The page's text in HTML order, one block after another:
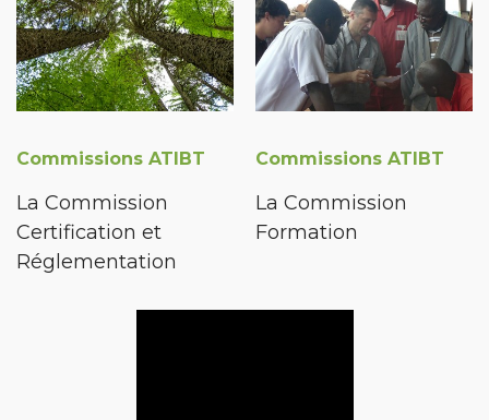
Commissions ATIBT
La Commission
Certification et
Réglementation
Commissions ATIBT
La Commission
Formation